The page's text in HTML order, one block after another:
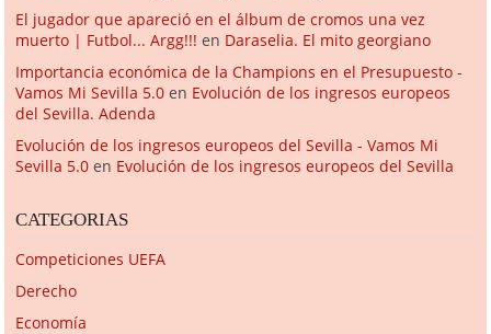
El jugador que apareció en el álbum de cromos una vez
muerto | Futbol... Argg!!! en Daraselia. El mito georgiano
Importancia económica de la Champions en el Presupuesto -
Vamos Mi Sevilla 5.0 en Evolución de los ingresos europeos
del Sevilla. Adenda
Evolución de los ingresos europeos del Sevilla - Vamos Mi
Sevilla 5.0 en Evolución de los ingresos europeos del Sevilla
CATEGORIAS
Competiciones UEFA
Derecho
Economía